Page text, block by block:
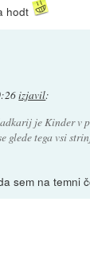
hodt
izjavil:
je Kinder v
glede tega vsi
sem na temni